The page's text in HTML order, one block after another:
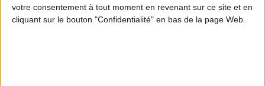
votre consentement à tout moment en revenant sur ce site et en
cliquant sur le bouton "Confidentialité" en bas de la page Web.